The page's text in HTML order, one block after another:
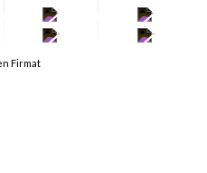
-
-
-
-
Firmat